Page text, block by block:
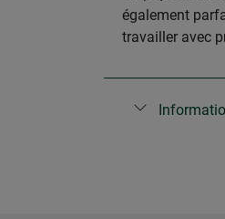
également
travailler avec